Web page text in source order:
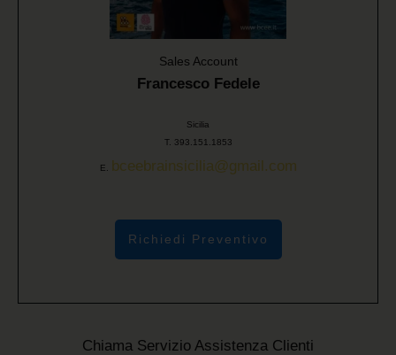
Sales Account
Francesco Fedele
Sicilia
T. 393.151.1853
E. bceebrainsicilia@gmail.com
Richiedi Preventivo
Chiama Servizio Assistenza Clienti